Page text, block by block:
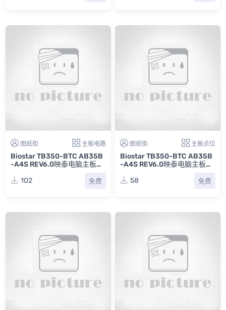
图纸街 主板电路
Biostar TB350-BTC AB35B
-A4S REV6.0映泰电脑主板电
102
免费
图纸街 主板点位
Biostar TB350-BTC AB35B
-A4S REV6.0映泰电脑主板点
58
免费